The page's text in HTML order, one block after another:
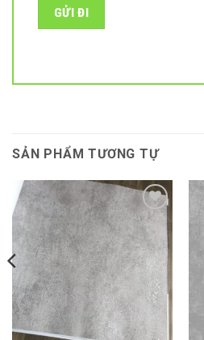
SẢN PHẨM TƯƠNG TỰ
Add to
wishlist